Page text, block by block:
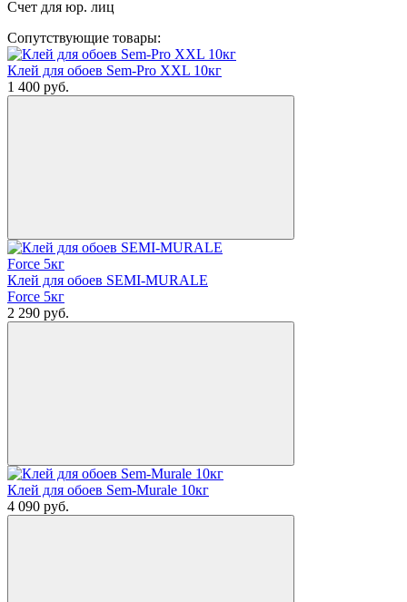
Счет для юр. лиц
Сопутствующие товары:
Клей для обоев Sem-Pro XXL 10кг
1 400 руб.
Клей для обоев SEMI-MURALE
Force 5кг
2 290 руб.
Клей для обоев Sem-Murale 10кг
4 090 руб.